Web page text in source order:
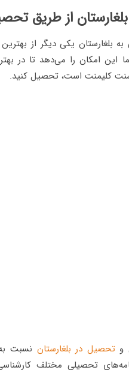
بلغارستان یکی دیگر از
این امکان را می‌دهد تا در
کلیمنت است، تحصیل کنید.
وتحصیل در بلغارستان نسبت
تحصیلی مختلف